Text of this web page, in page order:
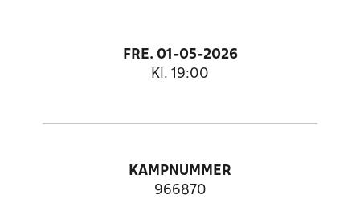
FRE. 01-05-2026
Kl. 19:00
KAMPNUMMER
966870